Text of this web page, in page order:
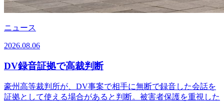
ニュース
2026.08.06
DV録音証拠で高裁判断
豪州高等裁判所が、DV事案で相手に無断で録音した会話を
証拠として使える場合があると判断。被害者保護を重視した